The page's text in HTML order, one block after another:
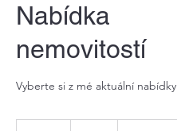
Nabídka
nemovitostí
Vyberte si z mé aktuální nabídky